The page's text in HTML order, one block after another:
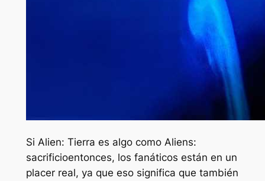
Si Alien: Tierra es algo como Aliens:
sacrificioentonces, los fanáticos están en un
placer real, ya que eso significa que también